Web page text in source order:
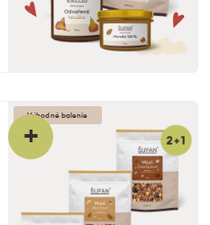
+
Výhodné balenie